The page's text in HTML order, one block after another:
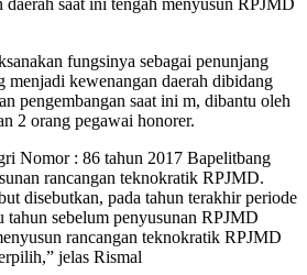
fungsinya sebagai penunjang
menjadi kewenangan daerah dibidang
pengembangan saat ini m, dibantu oleh
2 orang pegawai honorer.
Nomor : 86 tahun 2017 Bapelitbang
rancangan teknokratik RPJMD.
disebutkan, pada tahun terakhir periode
tahun sebelum penyusunan RPJMD
rancangan teknokratik RPJMD
jelas Rismal